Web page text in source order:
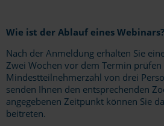
Wie ist der Ablauf eines Webinars?
Nach der Anmeldung erhalten Sie
Zwei Wochen vor dem Termin
Mindestteilnehmerzahl von drei
senden Ihnen den entsprechenden
angegebenen Zeitpunkt können Sie
beitreten.